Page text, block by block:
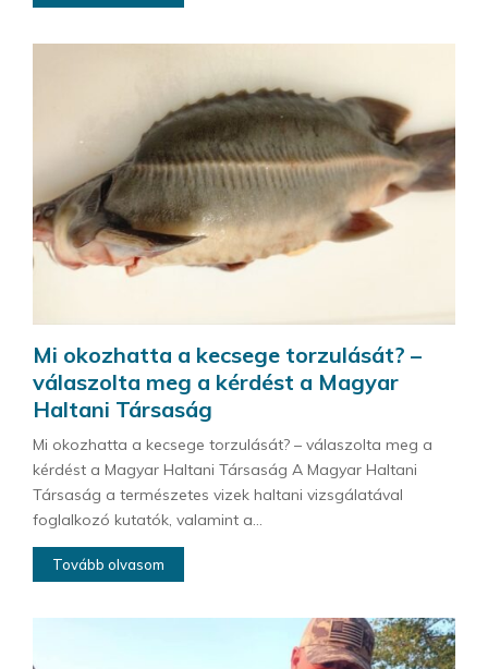
Mi okozhatta a kecsege torzulását? –
válaszolta meg a kérdést a Magyar
Haltani Társaság
Mi okozhatta a kecsege torzulását? – válaszolta meg a
kérdést a Magyar Haltani Társaság A Magyar Haltani
Társaság a természetes vizek haltani vizsgálatával
foglalkozó kutatók, valamint a...
Tovább olvasom